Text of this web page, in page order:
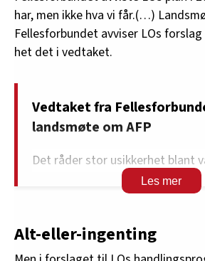
har, men ikke hva vi får.(…)
Fellesforbundet avviser LOs
het det i vedtaket.
Vedtaket fra
landsmøte om AFP
Det råder stor usikkerhet blant
om konsekvensene av å
ordningen etter modellen som
landsmøtet frykter at økte
ordningen vil gjøre arbeidet
Alt-eller-ingenting